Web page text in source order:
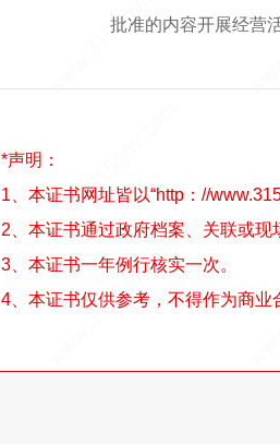
批准的内容开展经营
*声明：
1、本证书网址皆以“http：//
2、本证书通过政府档案、关联或现
3、本证书一年例行核实一次。
4、本证书仅供参考，不得作为商业